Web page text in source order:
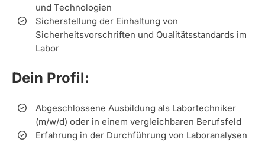
und Technologien
Sicherstellung der Einhaltung von
Sicherheitsvorschriften und Qualitätsstandards im
Labor
Dein Profil:
Abgeschlossene Ausbildung als Labortechniker
(m/w/d) oder in einem vergleichbaren Berufsfeld
Erfahrung in der Durchführung von Laboranalysen